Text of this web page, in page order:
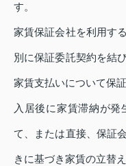
す。
家賃保証会社を利用す
別に保証委託契約を結
家賃支払いについて保
入居後に家賃滞納が
て、または直接、保証
きに基づき家賃の立替